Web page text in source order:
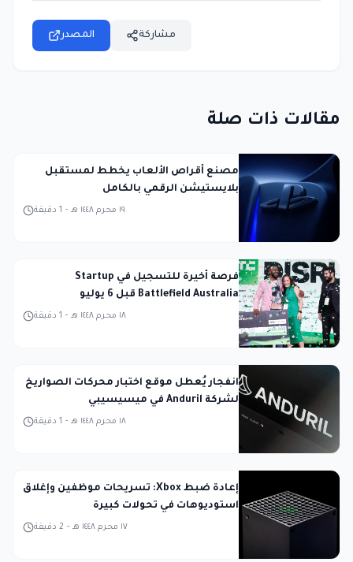
المصدر مشاركة
مقالات ذات صلة
مصنع أقراص الألعاب يخطط لمستقبل
بلايستيشن الرقمي بالكامل
1 دقيقة - ١٩ محرم ١٤٤٨ هـ
فرصة أخيرة للتسجيل في Startup
Battlefield Australia قبل 6 يوليو
1 دقيقة - ١٨ محرم ١٤٤٨ هـ
انفجار يُعطل موقع اختبار محركات الصواريخ
لشركة Anduril في ميسيسيبي
1 دقيقة - ١٨ محرم ١٤٤٨ هـ
إعادة ضبط Xbox: تسريحات موظفين وإغلاق
استوديوهات في تحولات كبيرة
2 دقيقة - ١٧ محرم ١٤٤٨ هـ